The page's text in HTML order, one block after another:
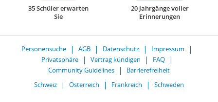
35 Schüler erwarten
Sie
20 Jahrgänge voller
Erinnerungen
Personensuche AGB Datenschutz
Impressum
Privatsphäre
Vertrag kündigen
FAQ
Community Guidelines
Barrierefreiheit
Schweiz
Österreich Frankreich Schweden